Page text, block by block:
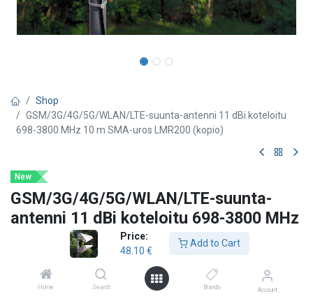
Price:
48.10 €
Add to Cart
Home Search Brands Account
Shop
GSM/3G/4G/5G/WLAN/LTE-suunta-antenni 11 dBi koteloitu
698-3800 MHz 10 m SMA-uros LMR200 (kopio)
New
GSM/3G/4G/5G/WLAN/LTE-suunta-
antenni 11 dBi koteloitu 698-3800 MHz
10 m SMA-uros LMR200 (kopio)
Laajakaistainen, MiMo suunta-antenni mobiili- ja dataverkkoihin.